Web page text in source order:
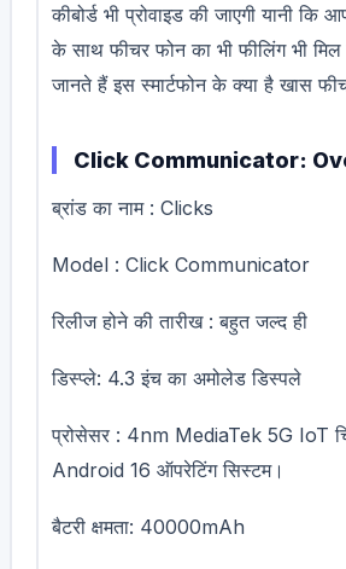
कीबोर्ड भी प्रोवाइड की जाएगी यानी कि
के साथ फीचर फोन का भी फीलिंग भी
जानते हैं इस स्मार्टफोन के क्या है खास
Click Communicator:
ब्रांड का नाम : Clicks
Model : Click Communicator
रिलीज होने की तारीख : बहुत जल्द ही
डिस्प्ले: 4.3 इंच का अमोलेड डिस्पले
प्रोसेसर : 4nm MediaTek 5G IoT
Android 16 ऑपरेटिंग सिस्टम।
बैटरी क्षमता: 40000mAh